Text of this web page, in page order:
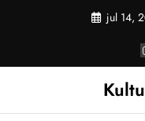
jul 14,